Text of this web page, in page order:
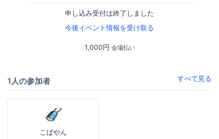
申し込み受付は終了しました
今後イベント情報を受け取る
1,000円 会場払い
1人の参加者 すべて見る
こばやん